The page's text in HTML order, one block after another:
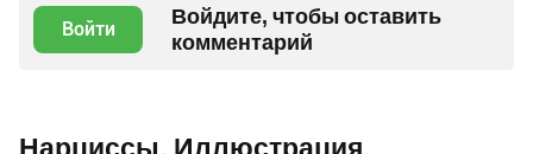
Войти
Войдите, чтобы оставить
комментарий